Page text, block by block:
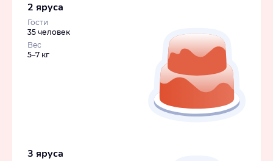
2 яруса
Гости
35 человек
Вес
5–7 кг
3 яруса